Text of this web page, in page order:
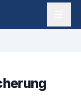
SV-Befreiung